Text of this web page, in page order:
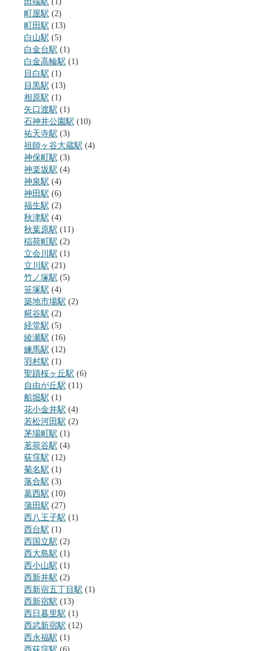
町屋駅 (2)
町田駅 (13)
白山駅 (5)
白金台駅 (1)
白金高輪駅 (1)
目白駅 (1)
目黒駅 (13)
相原駅 (1)
矢口渡駅 (1)
石神井公園駅 (10)
祐天寺駅 (3)
祖師ヶ谷大蔵駅 (4)
神保町駅 (3)
神楽坂駅 (4)
神泉駅 (4)
神田駅 (6)
福生駅 (2)
秋津駅 (4)
秋葉原駅 (11)
稲荷町駅 (2)
立会川駅 (1)
立川駅 (21)
竹ノ塚駅 (5)
笹塚駅 (4)
築地市場駅 (2)
糀谷駅 (2)
経堂駅 (5)
綾瀬駅 (16)
練馬駅 (12)
羽村駅 (1)
聖蹟桜ヶ丘駅 (6)
自由が丘駅 (11)
船堀駅 (1)
花小金井駅 (4)
若松河田駅 (2)
茅場町駅 (1)
茗荷谷駅 (4)
荻窪駅 (12)
菊名駅 (1)
落合駅 (3)
葛西駅 (10)
蒲田駅 (27)
西八王子駅 (1)
西台駅 (1)
西国立駅 (2)
西大島駅 (1)
西小山駅 (1)
西新井駅 (2)
西新宿五丁目駅 (1)
西新宿駅 (13)
西日暮里駅 (1)
西武新宿駅 (12)
西永福駅 (1)